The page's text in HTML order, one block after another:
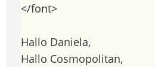
</font>
Hallo Daniela,
Hallo Cosmopolitan,